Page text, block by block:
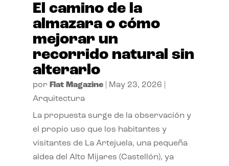
El camino de la
almazara o cómo
mejorar un
recorrido natural sin
alterarlo
por Flat Magazine| May 23, 2026
Arquitectura
La propuesta surge de la observación y
el propio uso que los habitantes y
visitantes de La Artejuela, una pequeña
aldea del Alto Mijares (Castellón), ya